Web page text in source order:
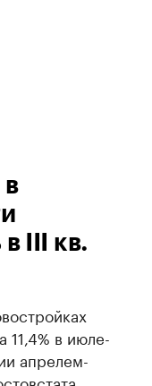
III кв.
11,4% в июле-
апрелем-